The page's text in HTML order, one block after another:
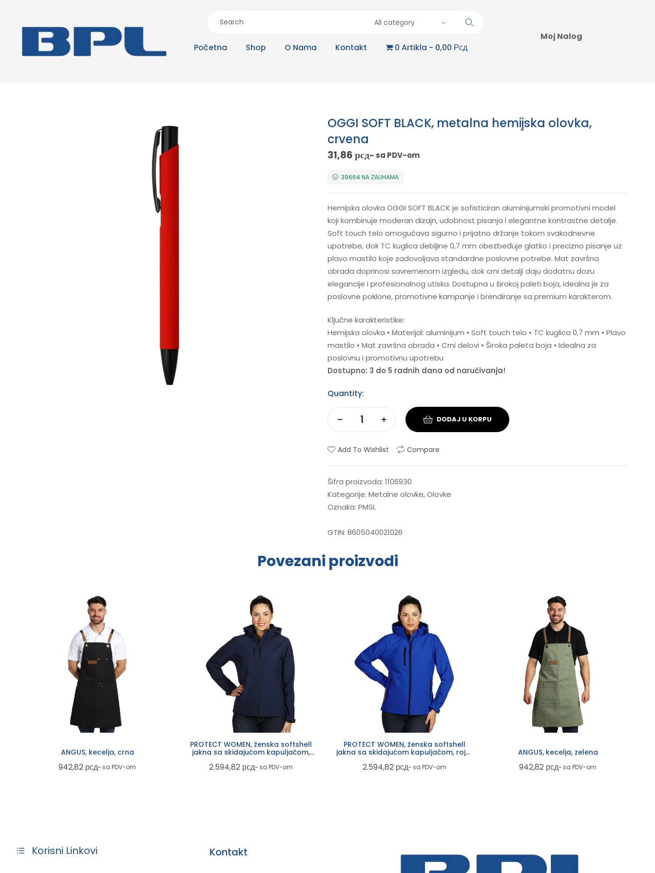
All category
Početna Shop O Nama Kontakt 0 Artikla 0,00 Рсд
Moj Nalog
OGGI SOFT BLACK, metalna hemijska olovka,
crvena
31,86рсд~ sa PDV-om
39664 NA ZALIHAMA
Hemijska olovka OGGI SOFT BLACK je sofisticiran aluminijumski promotivni model
koji kombinuje moderan dizajn, udobnost pisanja i elegantne kontrastne detalje.
Soft touch telo omogućava sigurno i prijatno držanje tokom svakodnevne
upotrebe, dok TC kuglica debljine 0,7 mm obezbeđuje glatko i precizno pisanje uz
plavo mastilo koje zadovoljava standardne poslovne potrebe. Mat završna
obrada doprinosi savremenom izgledu, dok crni detalji daju dodatnu dozu
elegancije i profesionalnog utiska. Dostupna u širokoj paleti boja, idealna je za
poslovne poklone, promotivne kampanje i brendiranje sa premium karakterom.
Ključne karakteristike:
Hemijska olovka • Materijal: aluminijum • Soft touch telo • TC kuglica 0,7 mm • Plavo
mastilo • Mat završna obrada • Crni delovi • Široka paleta boja • Idealna za
poslovnu i promotivnu upotrebu
Dostupno: 3 do 5 radnih dana od naručivanja!
Quantity:
DODAJ U KORPU
Add To Wishlist Compare
Šifra proizvoda: 1106930
Kategorije: Metalne olovke,Olovke
Oznaka: PMSL
GTIN: 8605040021026
Povezani proizvodi
ANGUS, kecelja, crna
942,82 рсд~ sa PDV-om
PROTECT WOMEN, ženska softshell
jakna sa skidajućom kapuljačom,
2.594,82 рсд~ sa PDV-om
PROTECT WOMEN, ženska softshell
jakna sa skidajućom kapuljačom, rojal
2.594,82 рсд~ sa PDV-om
ANGUS, kecelja, zelena
942,82 рсд~ sa PDV-om
Korisni Linkovi Kontakt